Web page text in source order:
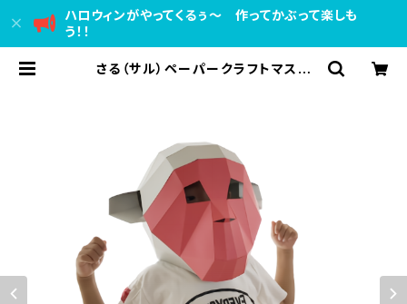
ハロウィンがやってくるぅ～ 作ってかぶって楽しも
う！！
さる（サル）ペーパークラフトマスク
DIY | ペーパークラフト かぶれます
く かぶりもの（被り物）動物マスク手
作り おもしろ（面白い）かわいい仮装
衣装 知育玩具 人気